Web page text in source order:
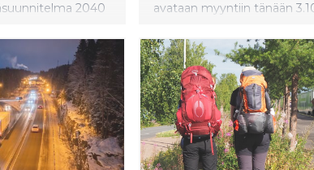
2040
päivitetyn
14.
kokouksessa.
Pohjois-
Pohjois-
Työ
2024 aikana
kuntien ja
avataan myyntiin tänään
aina 15.6.2025 asti ja joulun
lisäksi myös esimerkiksi
ja pääsiäisen matkat ovat
varattavissa.